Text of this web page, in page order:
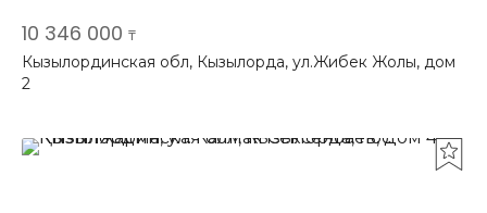
10 346 000 ₸
Кызылординская обл, Кызылорда, ул.Жибек Жолы, дом
2